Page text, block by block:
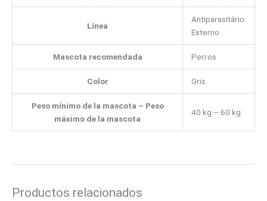
Línea
Antiparasitário
Externo
Mascota recomendada Perros
Color Gris
Peso mínimo de la mascota – Peso
máximo de la mascota
40 kg – 60 kg
Productos relacionados